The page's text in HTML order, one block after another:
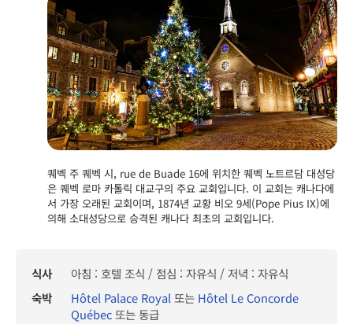
퀘벡 주 퀘벡 시, rue de Buade 16에 위치한 퀘벡 노트르담 대성당
은 퀘벡 로마 카톨릭 대교구의 주요 교회입니다. 이 교회는 캐나다에
서 가장 오래된 교회이며, 1874년 교황 비오 9세(Pope Pius IX)에
의해 소대성당으로 승격된 캐나다 최초의 교회입니다.
식사
아침 : 호텔 조식 / 점심 : 자유식 / 저녁 : 자유식
숙박
Hôtel Palace Royal 또는 Hôtel Le Concorde
Québec또는 동급